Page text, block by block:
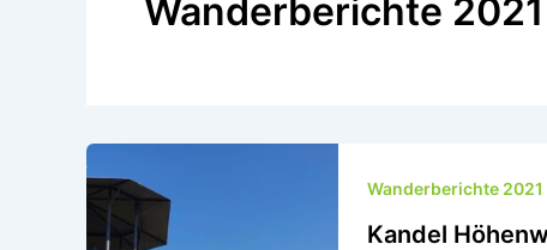
Wanderberichte 2021
Wanderberichte 2021
Kandel